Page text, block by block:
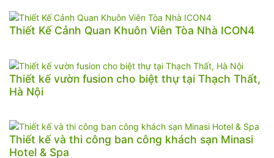
Thiết Kế Cảnh Quan Khuôn Viên Tòa Nhà ICON4
Thiết kế vườn fusion cho biệt thự tại Thạch Thất,
Hà Nội
Thiết kế và thi công ban công khách sạn Minasi
Hotel & Spa